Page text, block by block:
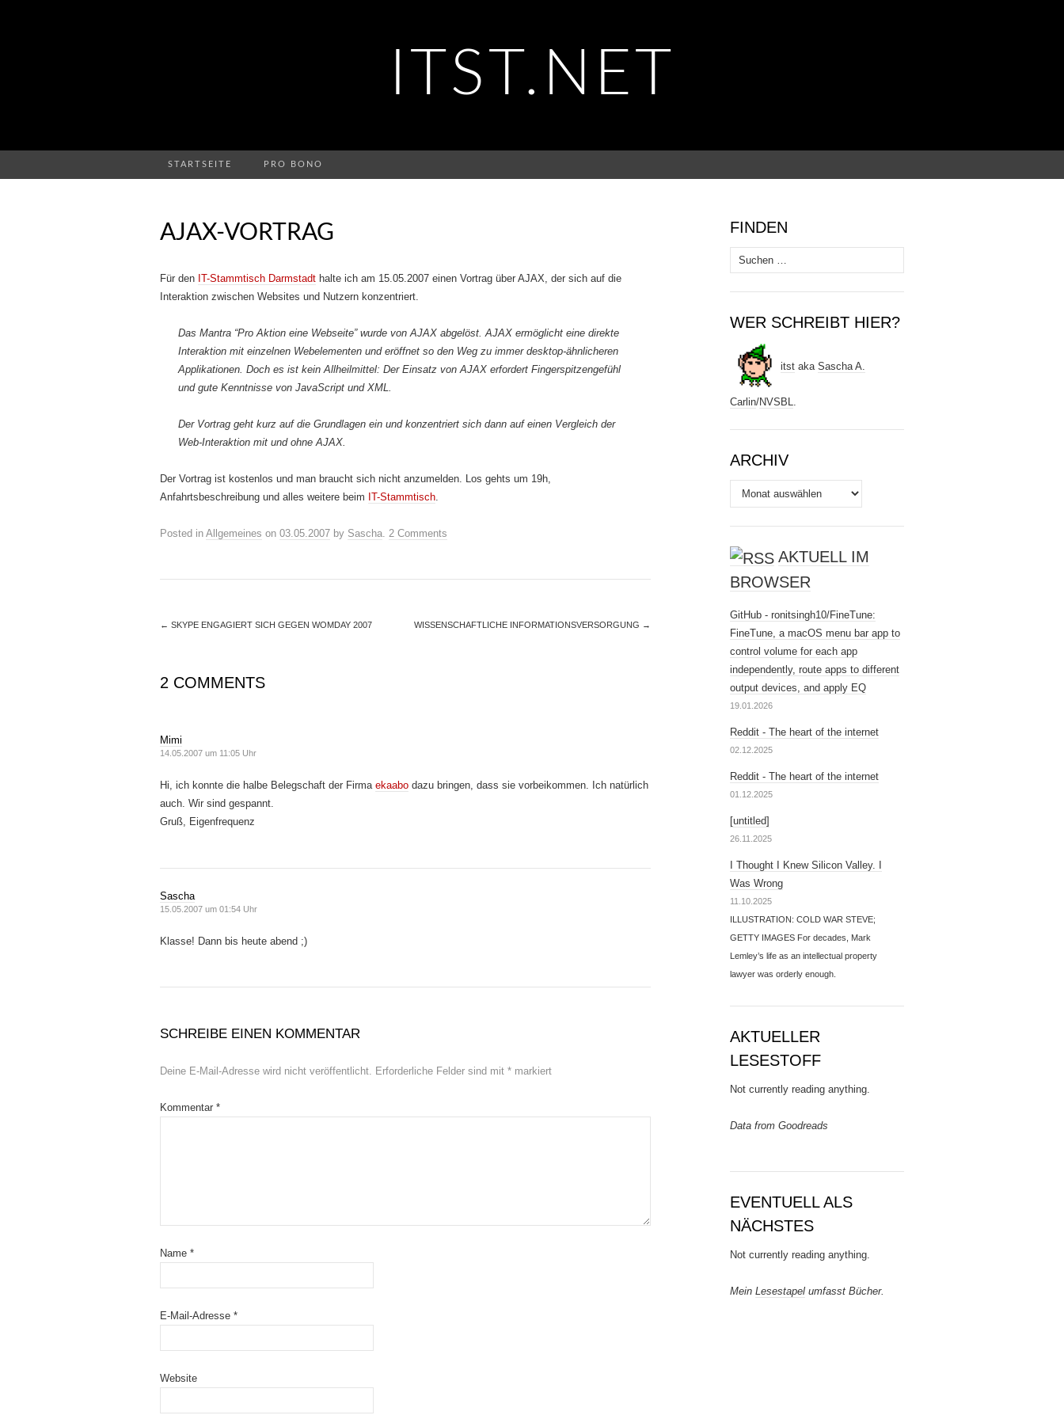
ITST.NET
STARTSEITE PRO BONO
nach:
AJAX-VORTRAG
Für den IT-Stammtisch Darmstadt halte ich am 15.05.2007 einen Vortrag über AJAX, der sich auf die
Interaktion zwischen Websites und Nutzern konzentriert.
Das Mantra “Pro Aktion eine Webseite” wurde von AJAX abgelöst. AJAX ermöglicht eine direkte
Interaktion mit einzelnen Webelementen und eröffnet so den Weg zu immer desktop-ähnlicheren
Applikationen. Doch es ist kein Allheilmittel: Der Einsatz von AJAX erfordert Fingerspitzengefühl
und gute Kenntnisse von JavaScript und XML.
Der Vortrag geht kurz auf die Grundlagen ein und konzentriert sich dann auf einen Vergleich der
Web-Interaktion mit und ohne AJAX.
Der Vortrag ist kostenlos und man braucht sich nicht anzumelden. Los gehts um 19h,
Anfahrtsbeschreibung und alles weitere beim IT-Stammtisch.
Posted in Allgemeines on 03.05.2007 by Sascha. 2 Comments
← SKYPE ENGAGIERT SICH GEGEN WOMDAY 2007 WISSENSCHAFTLICHE INFORMATIONSVERSORGUNG →
2 COMMENTS
Mimi
14.05.2007 um 11:05 Uhr
Hi, ich konnte die halbe Belegschaft der Firma ekaabo dazu bringen, dass sie vorbeikommen. Ich natürlich
auch. Wir sind gespannt.
Gruß, Eigenfrequenz
Sascha
15.05.2007 um 01:54 Uhr
Klasse! Dann bis heute abend ;)
SCHREIBE EINEN KOMMENTAR
Deine E-Mail-Adresse wird nicht veröffentlicht. Erforderliche Felder sind mit * markiert
Kommentar *
Name *
E-Mail-Adresse *
Website
FINDEN
Suchen
nach:
WER SCHREIBT HIER?
itst aka Sascha A.
Carlin/NVSBL.
ARCHIV
Archiv
AKTUELL IM
BROWSER
GitHub - ronitsingh10/FineTune:
FineTune, a macOS menu bar app to
control volume for each app
independently, route apps to different
output devices, and apply EQ
19.01.2026
Reddit - The heart of the internet
02.12.2025
Reddit - The heart of the internet
01.12.2025
[untitled]
26.11.2025
I Thought I Knew Silicon Valley. I
Was Wrong
11.10.2025
ILLUSTRATION: COLD WAR STEVE;
GETTY IMAGES For decades, Mark
Lemley’s life as an intellectual property
lawyer was orderly enough.
AKTUELLER
LESESTOFF
Not currently reading anything.
Data from Goodreads
EVENTUELL ALS
NÄCHSTES
Not currently reading anything.
Mein Lesestapel umfasst Bücher.